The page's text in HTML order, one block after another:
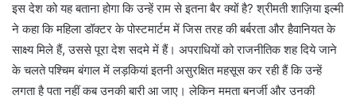
इस देश को यह बताना होगा कि उन्हें राम से इतना बैर क्यों है? श्रीमती शाज़िया इल्मी
ने कहा कि महिला डॉक्टर के पोस्टमार्टम में जिस तरह की बर्बरता और हैवानियत के
साक्ष्य मिले हैं, उससे पूरा देश सदमे में हैं। अपराधियों को राजनीतिक शह दिये जाने
के चलते पश्चिम बंगाल में लड़कियां इतनी असुरक्षित महसूस कर रही हैं कि उन्हें
लगता है पता नहीं कब उनकी बारी आ जाए। लेकिन ममता बनर्जी और उनकी